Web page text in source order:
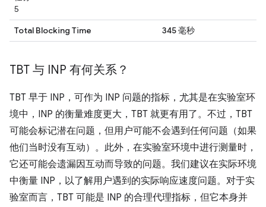
5
Total Blocking Time 345 毫秒
TBT 与 INP 有何关系？
TBT 早于 INP，可作为 INP 问题的指标，尤其是在实验室环
境中，INP 的衡量难度更大，TBT 就更有用了。不过，TBT
可能会标记潜在问题，但用户可能不会遇到任何问题（如果
他们当时没有互动）。此外，在实验室环境中进行测量时，
它还可能会遗漏因互动而导致的问题。我们建议在实际环境
中衡量 INP，以了解用户遇到的实际响应速度问题。对于实
验室而言，TBT 可能是 INP 的合理代理指标，但它本身并